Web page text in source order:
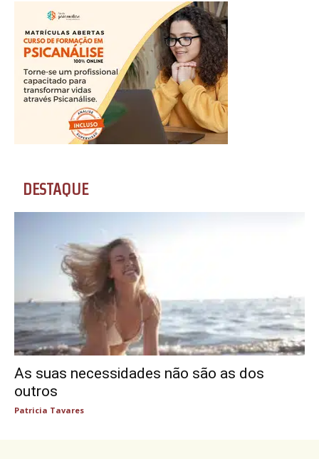
DESTAQUE
As suas necessidades não são as dos
outros
Patricia Tavares